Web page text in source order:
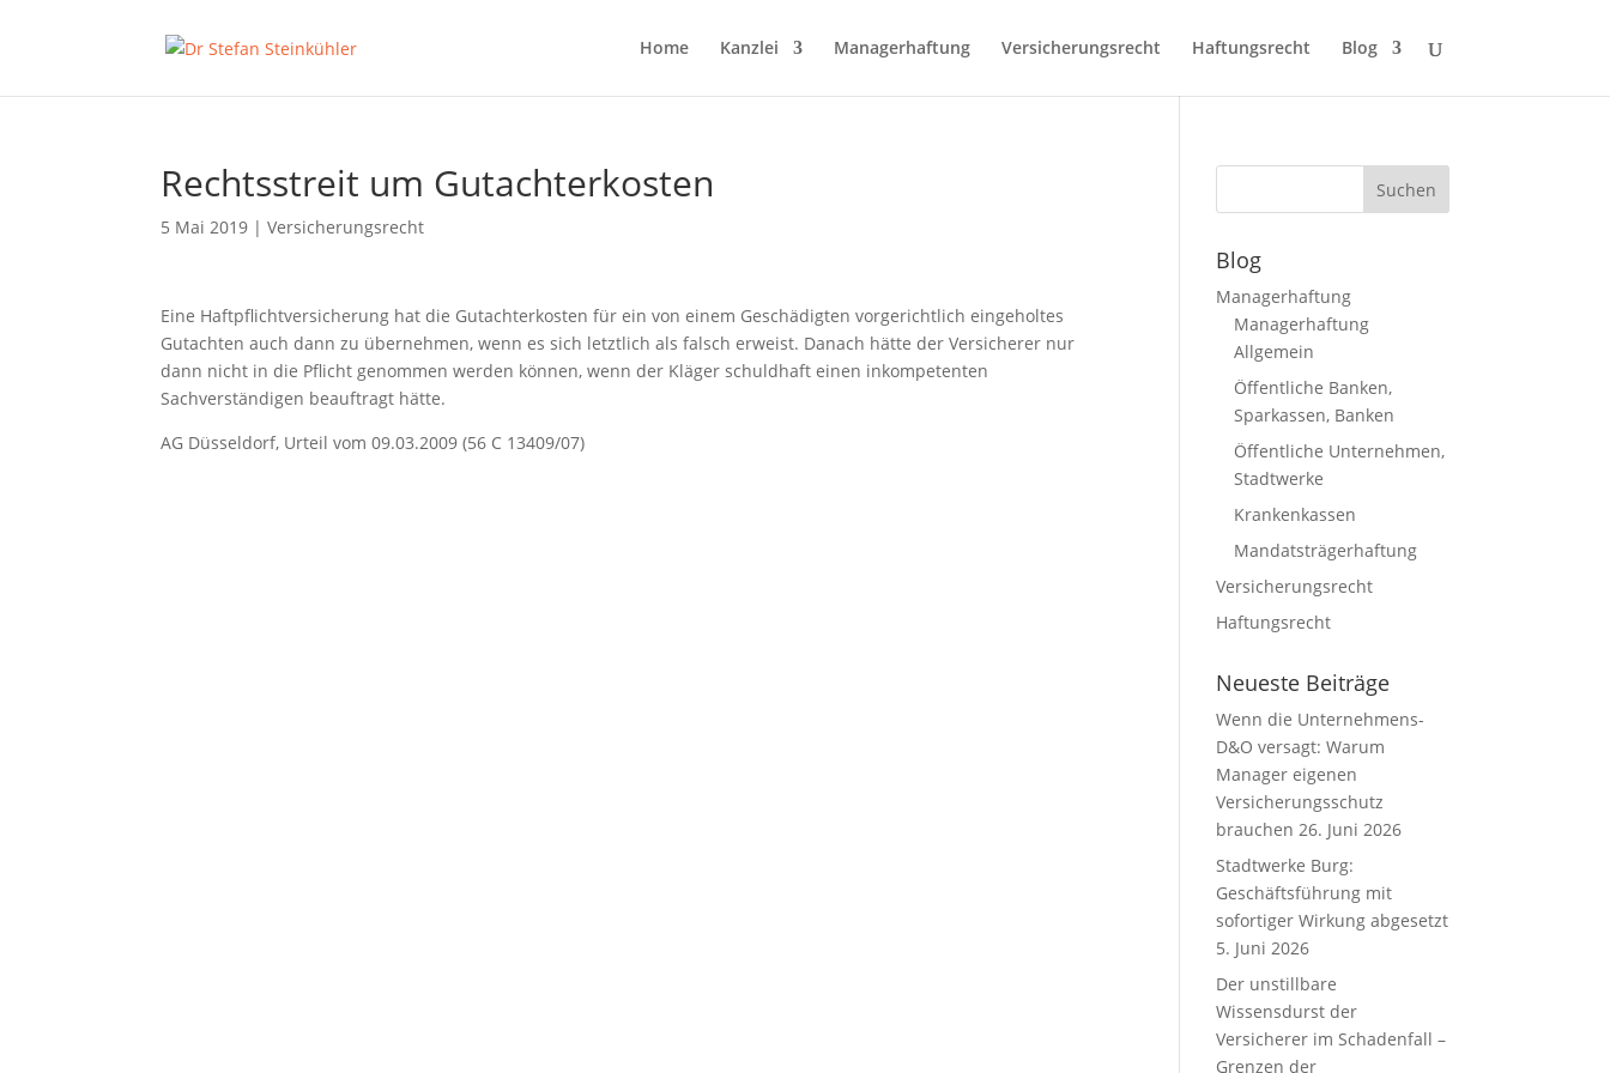
Home Kanzlei Managerhaftung Versicherungsrecht Haftungsrecht Blog
Rechtsstreit um Gutachterkosten
5 Mai 2019 |Versicherungsrecht
Eine Haftpflichtversicherung hat die Gutachterkosten für ein von einem Geschädigten vorgerichtlich eingeholtes
Gutachten auch dann zu übernehmen, wenn es sich letztlich als falsch erweist. Danach hätte der Versicherer nur
dann nicht in die Pflicht genommen werden können, wenn der Kläger schuldhaft einen inkompetenten
Sachverständigen beauftragt hätte.
AG Düsseldorf, Urteil vom 09.03.2009 (56 C 13409/07)
Blog
Managerhaftung
Managerhaftung
Allgemein
Öffentliche Banken,
Sparkassen, Banken
Öffentliche Unternehmen,
Stadtwerke
Krankenkassen
Mandatsträgerhaftung
Versicherungsrecht
Haftungsrecht
Neueste Beiträge
Wenn die Unternehmens-
D&O versagt: Warum
Manager eigenen
Versicherungsschutz
brauchen 26. Juni 2026
Stadtwerke Burg:
Geschäftsführung mit
sofortiger Wirkung abgesetzt
5. Juni 2026
Der unstillbare
Wissensdurst der
Versicherer im Schadenfall –
Grenzen der